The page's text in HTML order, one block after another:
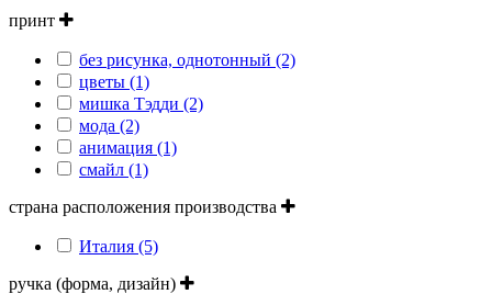
принт
без рисунка, однотонный (2)
цветы (1)
мишка Тэдди (2)
мода (2)
анимация (1)
смайл (1)
страна расположения производства
Италия (5)
ручка (форма, дизайн)